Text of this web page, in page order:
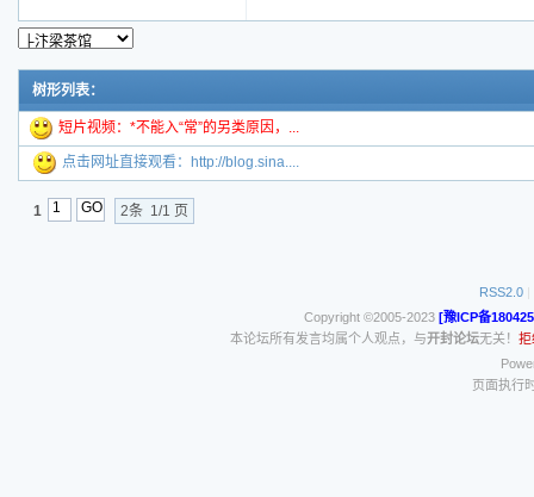
树形列表：
短片视频：*不能入“常”的另类原因，...
点击网址直接观看：http://blog.sina....
1 2条 1/1 页
RSS2.0 |
Copyright ©2005-2023 [豫ICP备
本论坛所有发言均属个人观点，与开封论坛无关！ 拒
页面执行